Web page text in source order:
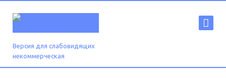
Версия для слабовидящих